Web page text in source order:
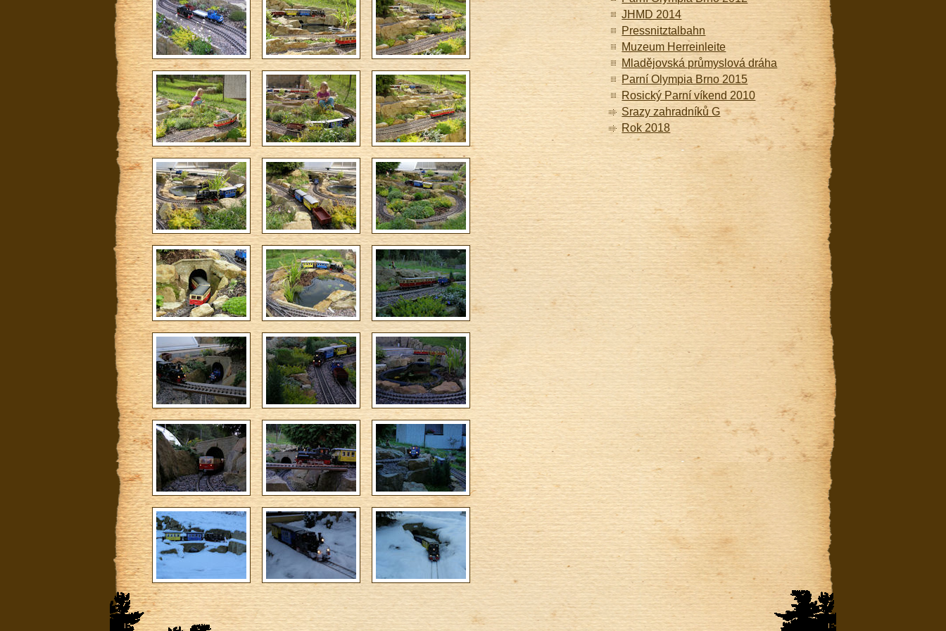
JHMD 2014
Pressnitztalbahn
Muzeum Herreinleite
Mladějovská průmyslová dráha
Parní Olympia Brno 2015
Rosický Parní víkend 2010
Srazy zahradníků G
Rok 2018